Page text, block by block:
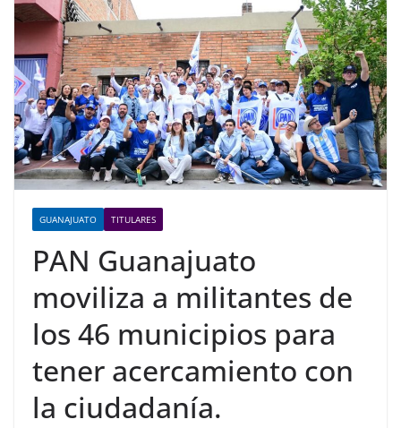
GUANAJUATO TITULARES
PAN Guanajuato
moviliza a militantes de
los 46 municipios para
tener acercamiento con
la ciudadanía.